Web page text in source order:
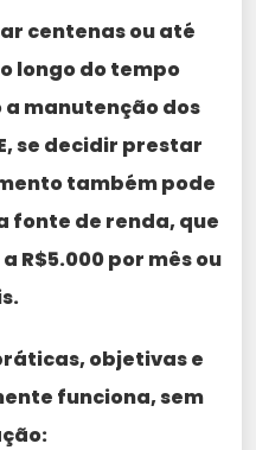
centenas ou até
longo do tempo
a manutenção dos
se decidir prestar
também pode
fonte de renda, que
R$5.000 por mês ou
objetivas e
funciona, sem